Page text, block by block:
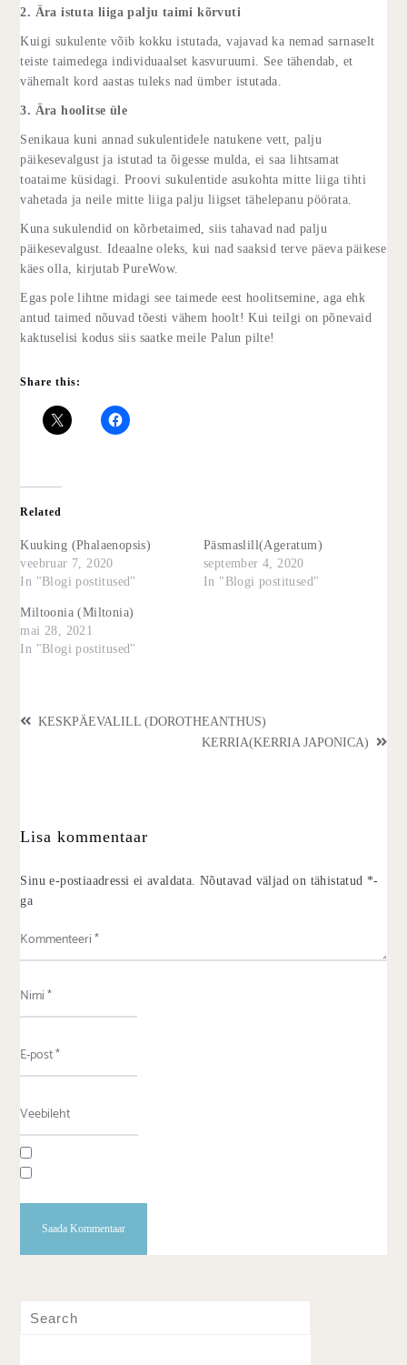
2. Ära istuta liiga palju taimi kõrvuti
Kuigi sukulente võib kokku istutada, vajavad ka nemad sarnaselt
teiste taimedega individuaalset kasvuruumi. See tähendab, et
vähemalt kord aastas tuleks nad ümber istutada.
3. Ära hoolitse üle
Senikaua kuni annad sukulentidele natukene vett, palju
päikesevalgust ja istutad ta õigesse mulda, ei saa lihtsamat
toataime küsidagi. Proovi sukulentide asukohta mitte liiga tihti
vahetada ja neile mitte liiga palju liigset tähelepanu pöörata.
Kuna sukulendid on kõrbetaimed, siis tahavad nad palju
päikesevalgust. Ideaalne oleks, kui nad saaksid terve päeva päikese
käes olla, kirjutab PureWow.
Egas pole lihtne midagi see taimede eest hoolitsemine, aga ehk
antud taimed nõuvad tõesti vähem hoolt! Kui teilgi on põnevaid
kaktuselisi kodus siis saatke meile Palun pilte!
Share this:
Related
Kuuking (Phalaenopsis)
veebruar 7, 2020
In "Blogi postitused"
Päsmaslill(Ageratum)
september 4, 2020
In "Blogi postitused"
Miltoonia (Miltonia)
mai 28, 2021
In "Blogi postitused"
KESKPÄEVALILL (DOROTHEANTHUS)
KERRIA(KERRIA JAPONICA)
Lisa kommentaar
Sinu e-postiaadressi ei avaldata. Nõutavad väljad on tähistatud *-
ga